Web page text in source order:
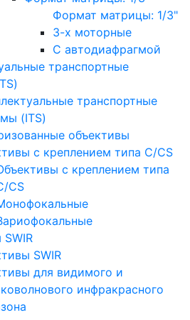
Формат матрицы: 1/3"
3-х моторные
С автодиафрагмой
транспортные
транспортные
(ITS)
объективы
с креплением типа C/CS
с креплением типа
CS
SWIR
для видимого и
инфракрасного